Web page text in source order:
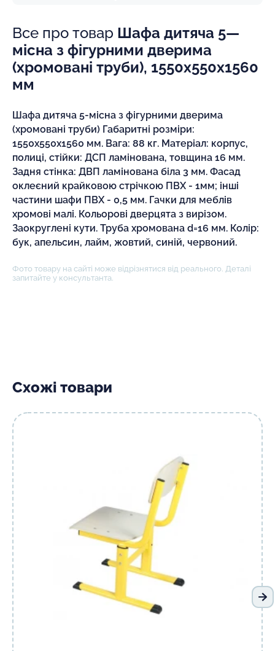
Все про товар Шафа дитяча 5—
місна з фігурними дверима
(хромовані труби), 1550х550х1560
мм
Шафа дитяча 5-місна з фігурними дверима
(хромовані труби) Габаритні розміри:
1550х550х1560 мм. Вага: 88 кг. Матеріал: корпус,
полиці, стійки: ДСП ламінована, товщина 16 мм.
Задня стінка: ДВП ламінована біла 3 мм. Фасад
оклеєний крайковою стрічкою ПВХ - 1мм; інші
частини шафи ПВХ - 0,5 мм. Гачки для меблів
хромові малі. Кольорові дверцята з вирізом.
Заокруглені кути. Труба хромована d=16 мм. Колір:
бук, апельсин, лайм, жовтий, синій, червоний.
Фото товару на сайті може відрізнятися від реального. Деталі
запитайте у консультанта.
Схожі товари